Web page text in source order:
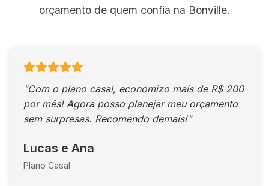
orçamento de quem confia na Bonville.
"Com o plano casal, economizo mais de R$ 200
por mês! Agora posso planejar meu orçamento
sem surpresas. Recomendo demais!"
Lucas e Ana
Plano Casal